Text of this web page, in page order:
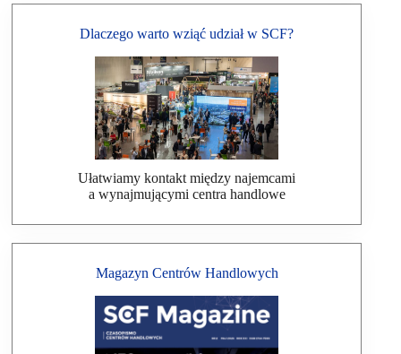
Dlaczego warto wziąć udział w SCF?
Ułatwiamy kontakt między najemcami
a wynajmującymi centra handlowe
Magazyn Centrów Handlowych